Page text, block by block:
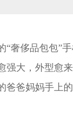
“奢侈品包包”
强大，外型愈
爸爸妈妈手上